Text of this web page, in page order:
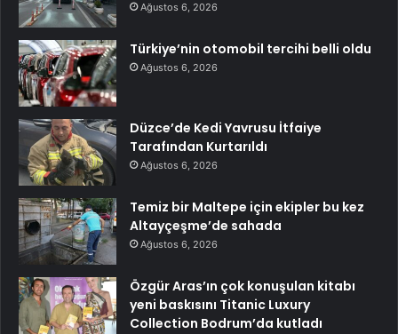
Ağustos 6, 2026
Türkiye’nin otomobil tercihi belli oldu
Ağustos 6, 2026
Düzce’de Kedi Yavrusu İtfaiye
Tarafından Kurtarıldı
Ağustos 6, 2026
Temiz bir Maltepe için ekipler bu kez
Altayçeşme’de sahada
Ağustos 6, 2026
Özgür Aras’ın çok konuşulan kitabı
yeni baskısını Titanic Luxury
Collection Bodrum’da kutladı